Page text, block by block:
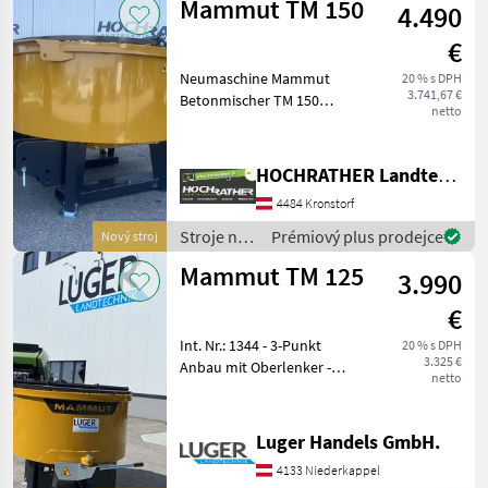
Mammut
Nový stroj
Mammut TM 150
4.490
€
20 % s DPH
3.741,67 €
netto
Neumaschine Mammut
Betonmischer TM 150
großer Durchmesser vom
Standrohr - Rührarme -
Federzinken aus einem Stü
HOCHRATHER Landtechnik GmbH
4484 Kronstorf
Stroje na
stavbu /
Mammut
Prémiový plus prodejce
Mammut TM 125
3.990
€
20 % s DPH
3.325 €
netto
Int. Nr.: 1344 - 3-Punkt
Anbau mit Oberlenker -
Schutzgitter -
Traktorschutzblech -
Sackaufreiser -
Luger Handels GmbH.
4133 Niederkappel